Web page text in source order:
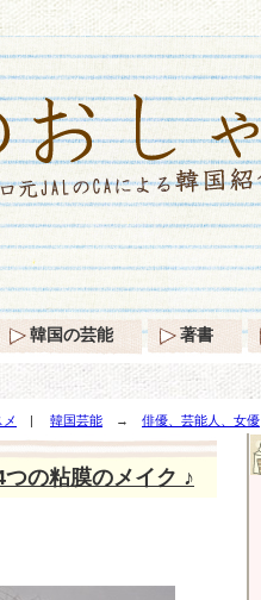
| 韓国芸能 → 俳優、芸能人、女優
の粘膜のメイク ♪
韓国の芸能 著書